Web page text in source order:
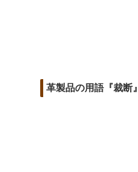
革製品の用語『裁断』